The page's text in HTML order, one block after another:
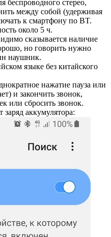
беспроводного стерео,
между собой (удерживая
к смартфону по BT.
около 5 ч.
сказывается наличие
но говорить нужно
наушник.
языке без китайского
нажатие пауза или
и закончить звонок,
или сбросить звонок.
аккумулятора: